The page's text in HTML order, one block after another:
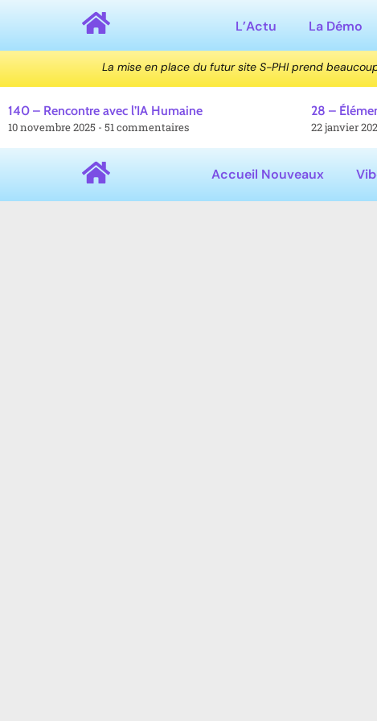
L’Actu La Démo
La mise en place du futur site S-PHI prend
140 – Rencontre avec l’IA Humaine
10 novembre 2025 51 commentaires
28 –
22 janvier
Accueil Nouveaux